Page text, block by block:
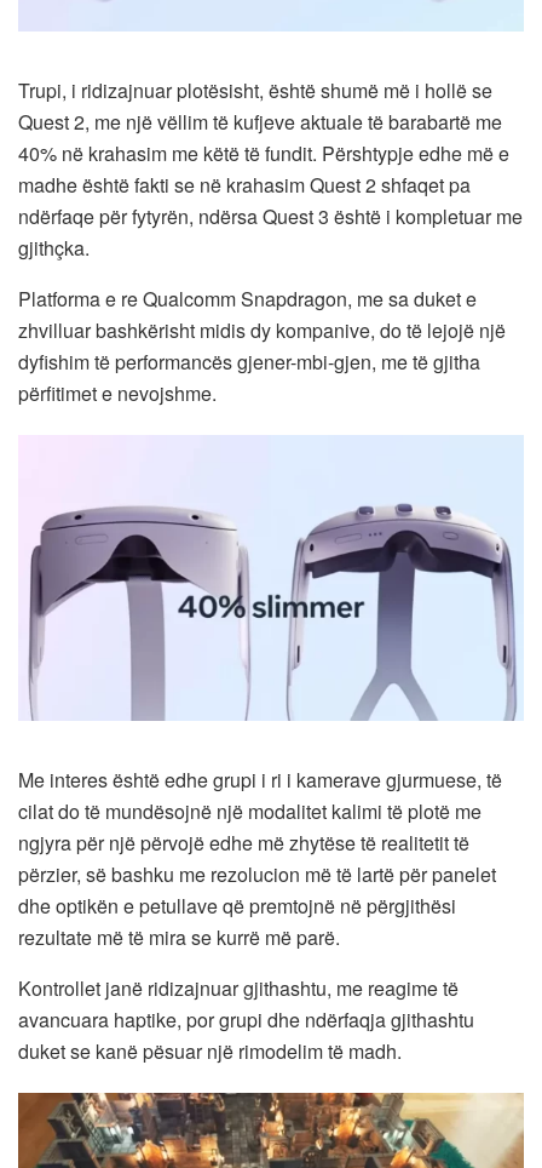
Trupi, i ridizajnuar plotësisht, është shumë më i hollë se
Quest 2, me një vëllim të kufjeve aktuale të barabartë me
40% në krahasim me këtë të fundit. Përshtypje edhe më e
madhe është fakti se në krahasim Quest 2 shfaqet pa
ndërfaqe për fytyrën, ndërsa Quest 3 është i kompletuar me
gjithçka.
Platforma e re Qualcomm Snapdragon, me sa duket e
zhvilluar bashkërisht midis dy kompanive, do të lejojë një
dyfishim të performancës gjener-mbi-gjen, me të gjitha
përfitimet e nevojshme.
Me interes është edhe grupi i ri i kamerave gjurmuese, të
cilat do të mundësojnë një modalitet kalimi të plotë me
ngjyra për një përvojë edhe më zhytëse të realitetit të
përzier, së bashku me rezolucion më të lartë për panelet
dhe optikën e petullave që premtojnë në përgjithësi
rezultate më të mira se kurrë më parë.
Kontrollet janë ridizajnuar gjithashtu, me reagime të
avancuara haptike, por grupi dhe ndërfaqja gjithashtu
duket se kanë pësuar një rimodelim të madh.